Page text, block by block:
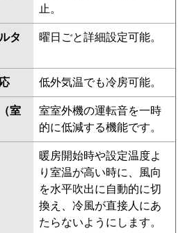
AP160GHP7-kobe RPCK-
RPC-AP160GHP7-
P160T7GDNBX PA-
PA-P160T7GDNB
P160T7GD PA-P160T7GDN
P160V6GDNB PA-P160T6GDB
P160T6GDNB
PA-P160V6GDN
止。
タ
曜日ごと詳細設定可能。
低外気温でも冷房可能。
室
室室外機の運転音を一時
的に低減する機能です。
暖房開始時や設定温度よ
り室温が高い時に、風向
を水平吹出に自動的に切
換え、冷風が直接人にあ
たらないようにします。